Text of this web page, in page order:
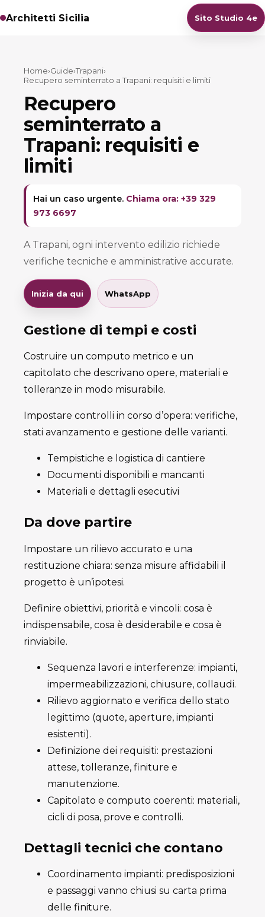
Architetti Sicilia Sito Studio 4e
Home›Guide›Trapani›
Recupero seminterrato a Trapani: requisiti e limiti
Recupero
seminterrato a
Trapani: requisiti e
limiti
Hai un caso urgente. Chiama ora: +39 329
973 6697
A Trapani, ogni intervento edilizio richiede
verifiche tecniche e amministrative accurate.
Inizia da qui WhatsApp
Gestione di tempi e costi
Costruire un computo metrico e un
capitolato che descrivano opere, materiali e
tolleranze in modo misurabile.
Impostare controlli in corso d’opera: verifiche,
stati avanzamento e gestione delle varianti.
Tempistiche e logistica di cantiere
Documenti disponibili e mancanti
Materiali e dettagli esecutivi
Da dove partire
Impostare un rilievo accurato e una
restituzione chiara: senza misure affidabili il
progetto è un’ipotesi.
Definire obiettivi, priorità e vincoli: cosa è
indispensabile, cosa è desiderabile e cosa è
rinviabile.
Sequenza lavori e interferenze: impianti,
impermeabilizzazioni, chiusure, collaudi.
Rilievo aggiornato e verifica dello stato
legittimo (quote, aperture, impianti
esistenti).
Definizione dei requisiti: prestazioni
attese, tolleranze, finiture e
manutenzione.
Capitolato e computo coerenti: materiali,
cicli di posa, prove e controlli.
Dettagli tecnici che contano
Coordinamento impianti: predisposizioni
e passaggi vanno chiusi su carta prima
delle finiture.